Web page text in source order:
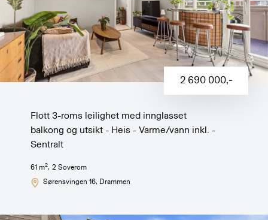
2 690 000,-
Flott 3-roms leilighet med innglasset
balkong og utsikt - Heis - Varme/vann inkl. -
Sentralt
61 m2, 2 Soverom
Sørensvingen 16, Drammen